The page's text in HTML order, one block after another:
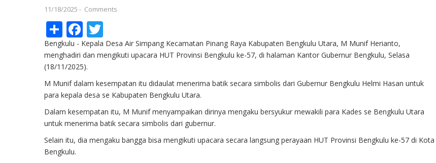
11/18/2025 - Comments
ShareFacebook
Bengkulu - Kepala Desa Air Simpang Kecamatan Pinang Raya Kabupaten Bengkulu Utara, M Munif Herianto,
menghadiri dan mengikuti upacara HUT Provinsi Bengkulu ke-57, di halaman Kantor Gubernur Bengkulu, Selasa
(18/11/2025).
M Munif dalam kesempatan itu didaulat menerima batik secara simbolis dari Gubernur Bengkulu Helmi Hasan untuk
para kepala desa se Kabupaten Bengkulu Utara.
Dalam kesempatan itu, M Munif menyampaikan dirinya mengaku bersyukur mewakili para Kades se Bengkulu Utara
untuk menerima batik secara simbolis dari gubernur.
Selain itu, dia mengaku bangga bisa mengikuti upacara secara langsung perayaan HUT Provinsi Bengkulu ke-57 di Kota
Bengkulu.